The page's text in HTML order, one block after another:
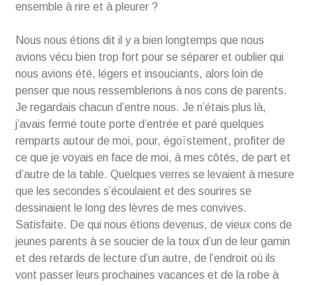
ensemble à rire et à pleurer ?
Nous nous étions dit il y a bien longtemps que nous
avions vécu bien trop fort pour se séparer et oublier qui
nous avions été, légers et insouciants, alors loin de
penser que nous ressemblerions à nos cons de parents.
Je regardais chacun d’entre nous. Je n’étais plus là,
j’avais fermé toute porte d’entrée et paré quelques
remparts autour de moi, pour, égoïstement, profiter de
ce que je voyais en face de moi, à mes côtés, de part et
d’autre de la table. Quelques verres se levaient à mesure
que les secondes s’écoulaient et des sourires se
dessinaient le long des lèvres de mes convives.
Satisfaite. De qui nous étions devenus, de vieux cons de
jeunes parents à se soucier de la toux d’un de leur gamin
et des retards de lecture d’un autre, de l’endroit où ils
vont passer leurs prochaines vacances et de la robe à